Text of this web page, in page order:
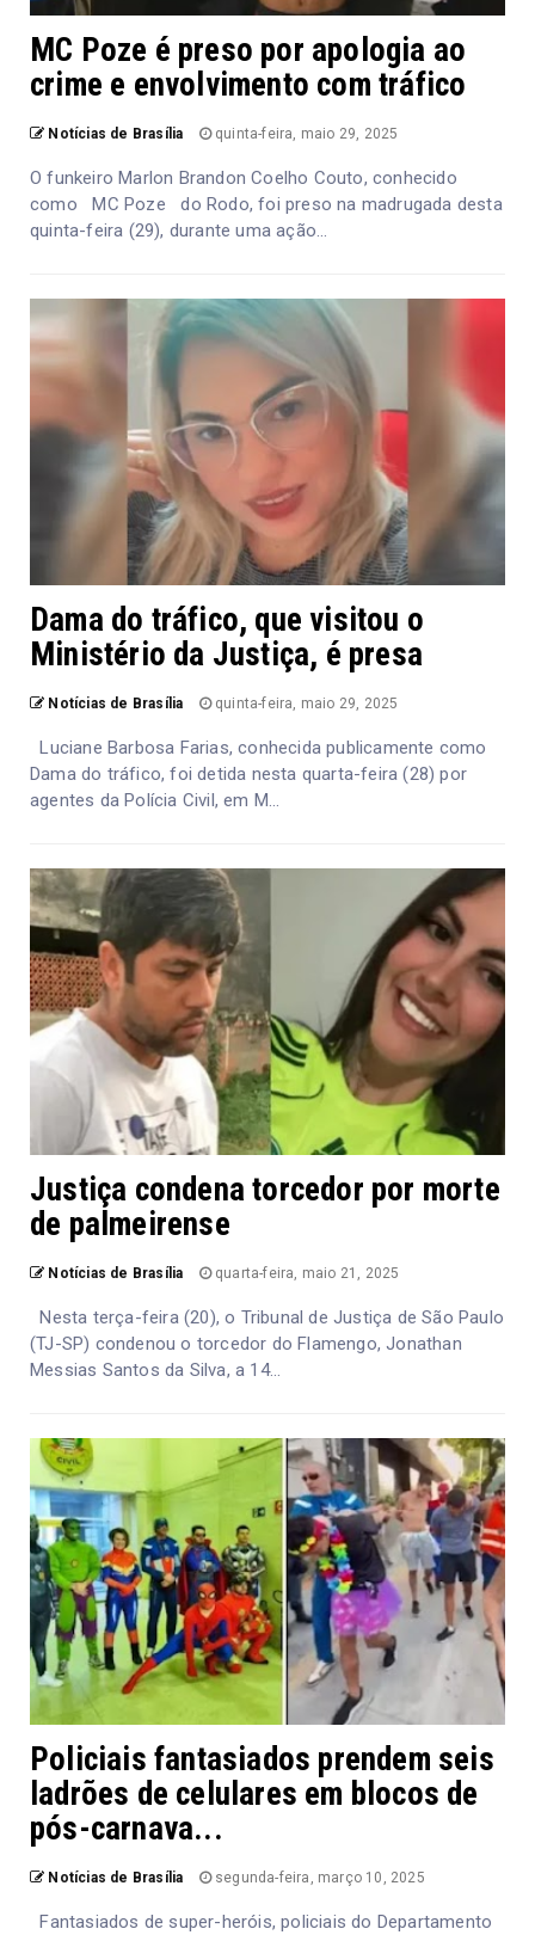
MC Poze é preso por apologia ao
crime e envolvimento com tráfico
Notícias de Brasília quinta-feira, maio 29, 2025
O funkeiro Marlon Brandon Coelho Couto, conhecido
como MC Poze do Rodo, foi preso na madrugada desta
quinta-feira (29), durante uma ação...
Dama do tráfico, que visitou o
Ministério da Justiça, é presa
Notícias de Brasília quinta-feira, maio 29, 2025
Luciane Barbosa Farias, conhecida publicamente como
Dama do tráfico, foi detida nesta quarta-feira (28) por
agentes da Polícia Civil, em M...
Justiça condena torcedor por morte
de palmeirense
Notícias de Brasília quarta-feira, maio 21, 2025
Nesta terça-feira (20), o Tribunal de Justiça de São Paulo
(TJ-SP) condenou o torcedor do Flamengo, Jonathan
Messias Santos da Silva, a 14...
Policiais fantasiados prendem seis
ladrões de celulares em blocos de
pós-carnava...
Notícias de Brasília segunda-feira, março 10, 2025
Fantasiados de super-heróis, policiais do Departamento